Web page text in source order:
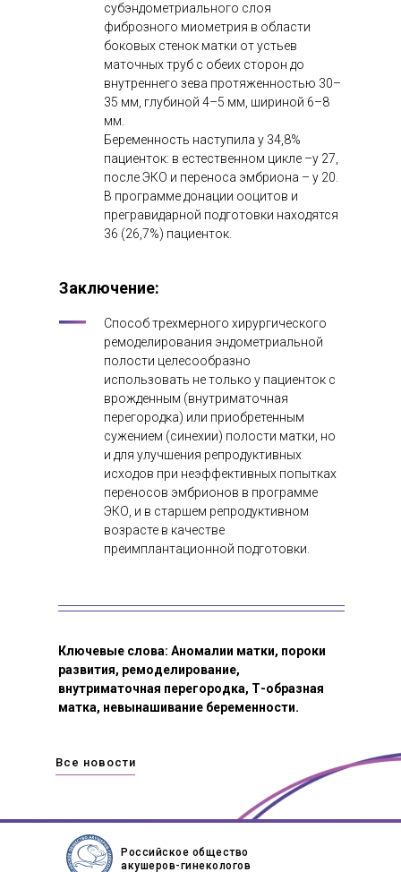
Ключевые слова: Аномалии матки, пороки
развития, ремоделирование,
внутриматочная перегородка, Т-образная
матка, невынашивание беременности.
субэндометриального слоя
фиброзного миометрия в области
боковых стенок матки от устьев
маточных труб с обеих сторон до
внутреннего зева протяженностью 30–
35 мм, глубиной 4–5 мм, шириной 6–8
мм.
Беременность наступила у 34,8%
пациенток: в естественном цикле –у 27,
после ЭКО и переноса эмбриона – у 20.
В программе донации ооцитов и
прегравидарной подготовки находятся
36 (26,7%) пациенток.
Заключение:
Способ трехмерного хирургического
ремоделирования эндометриальной
полости целесообразно
использовать не только у пациенток с
врожденным (внутриматочная
перегородка) или приобретенным
сужением (синехии) полости матки, но
и для улучшения репродуктивных
исходов при неэффективных попытках
переносов эмбрионов в программе
ЭКО, и в старшем репродуктивном
возрасте в качестве
преимплантационной подготовки.
Все новости
Российское общество
акушеров-гинекологов